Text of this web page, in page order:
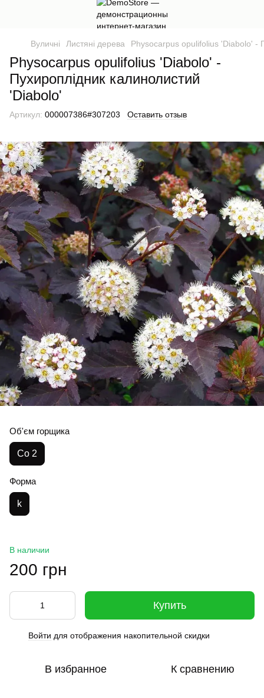
Вуличні Листяні дерева Physocarpus opulifolius 'Diabolo' -
Physocarpus opulifolius 'Diabolo' -
Пухироплідник калинолистий
'Diabolo'
Артикул: 000007386#307203 Оставить отзыв
Об'єм горщика
Co 2
Форма
k
В наличии
200 грн
Купить
Войти для отображения накопительной скидки
В избранное К сравнению